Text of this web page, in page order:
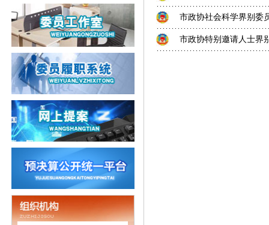
市政协社会科学界别委
市政协特别邀请人士界